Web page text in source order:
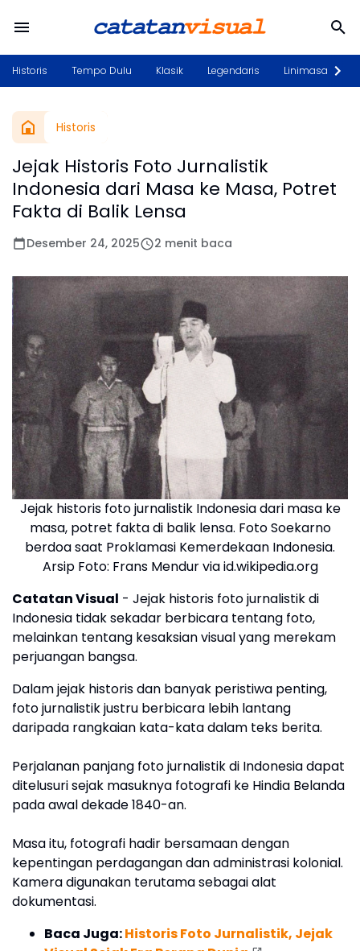
Historis Tempo Dulu Klasik Legendaris Linimasa
Historis
Jejak Historis Foto Jurnalistik
Indonesia dari Masa ke Masa, Potret
Fakta di Balik Lensa
Desember 24, 2025 2 menit baca
Jejak historis foto jurnalistik Indonesia dari masa ke
masa, potret fakta di balik lensa. Foto Soekarno
berdoa saat Proklamasi Kemerdekaan Indonesia.
Arsip Foto: Frans Mendur via id.wikipedia.org
Catatan Visual - Jejak historis foto jurnalistik di
Indonesia tidak sekadar berbicara tentang foto,
melainkan tentang kesaksian visual yang merekam
perjuangan bangsa.
Dalam jejak historis dan banyak peristiwa penting,
foto jurnalistik justru berbicara lebih lantang
daripada rangkaian kata-kata dalam teks berita.
Perjalanan panjang foto jurnalistik di Indonesia dapat
ditelusuri sejak masuknya fotografi ke Hindia Belanda
pada awal dekade 1840-an.
Masa itu, fotografi hadir bersamaan dengan
kepentingan perdagangan dan administrasi kolonial.
Kamera digunakan terutama sebagai alat
dokumentasi.
Baca Juga:Historis Foto Jurnalistik, Jejak